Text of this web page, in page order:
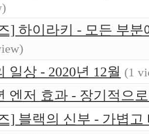
] 하이라키 - 모든 부
일상 - 2020년 12월 (1
엔저 효과 - 장기적으
] 블랙의 신부 - 가볍